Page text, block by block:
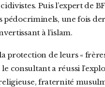
Puis l’expert de
pédocriminels, une fois
à l’islam.
consultant a réussi
fraternité